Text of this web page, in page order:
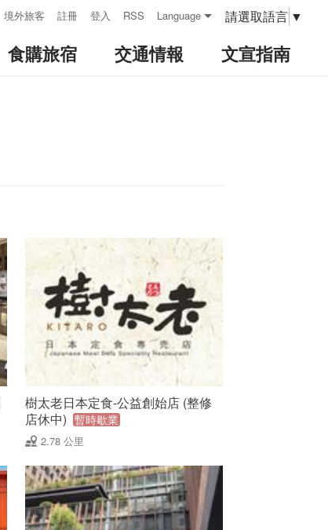
境外旅客 註冊 登入 RSS Language 請選取語言 ▼
食購旅宿 交通情報 文宣指南
樹太老日本定食-公益創始店 (整修
店休中) 暫時歇業
2.78 公里